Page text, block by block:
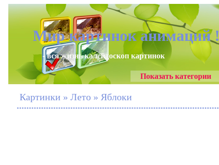
Мир картинок анимаций
- вся жизнь калейдоскоп картинок
Показать категории
Картинки » Лето » Яблоки